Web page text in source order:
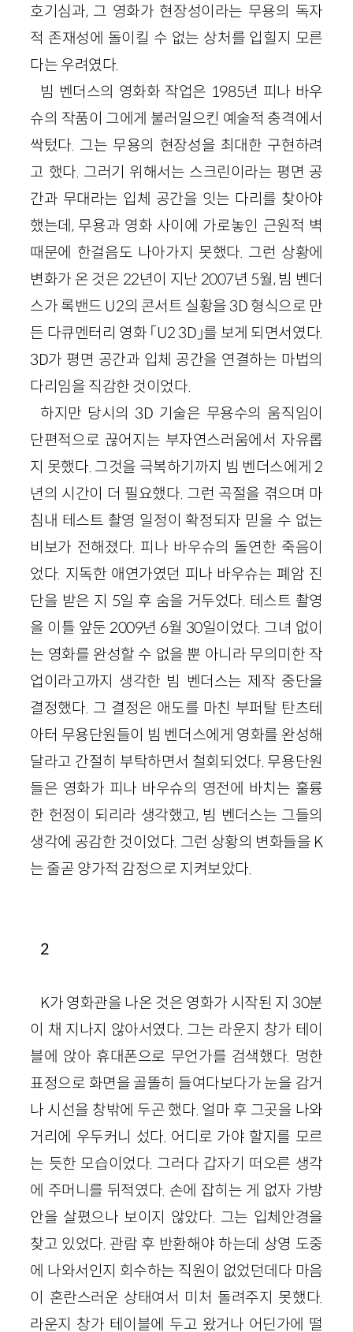
호기심과, 그 영화가 현장성이라는 무용의 독자
적 존재성에 돌이킬 수 없는 상처를 입힐지 모른
다는 우려였다.
빔 벤더스의 영화화 작업은 1985년 피나 바우
슈의 작품이 그에게 불러일으킨 예술적 충격에서
싹텄다. 그는 무용의 현장성을 최대한 구현하려
고 했다. 그러기 위해서는 스크린이라는 평면 공
간과 무대라는 입체 공간을 잇는 다리를 찾아야
했는데, 무용과 영화 사이에 가로놓인 근원적 벽
때문에 한걸음도 나아가지 못했다. 그런 상황에
변화가 온 것은 22년이 지난 2007년 5월, 빔 벤더
스가 록밴드 U2의 콘서트 실황을 3D 형식으로 만
든 다큐멘터리 영화 「U2 3D」를 보게 되면서였다.
3D가 평면 공간과 입체 공간을 연결하는 마법의
다리임을 직감한 것이었다.
하지만 당시의 3D 기술은 무용수의 움직임이
단편적으로 끊어지는 부자연스러움에서 자유롭
지 못했다. 그것을 극복하기까지 빔 벤더스에게 2
년의 시간이 더 필요했다. 그런 곡절을 겪으며 마
침내 테스트 촬영 일정이 확정되자 믿을 수 없는
비보가 전해졌다. 피나 바우슈의 돌연한 죽음이
었다. 지독한 애연가였던 피나 바우슈는 폐암 진
단을 받은 지 5일 후 숨을 거두었다. 테스트 촬영
을 이틀 앞둔 2009년 6월 30일이었다. 그녀 없이
는 영화를 완성할 수 없을 뿐 아니라 무의미한 작
업이라고까지 생각한 빔 벤더스는 제작 중단을
결정했다. 그 결정은 애도를 마친 부퍼탈 탄츠테
아터 무용단원들이 빔 벤더스에게 영화를 완성해
달라고 간절히 부탁하면서 철회되었다. 무용단원
들은 영화가 피나 바우슈의 영전에 바치는 훌륭
한 헌정이 되리라 생각했고, 빔 벤더스는 그들의
생각에 공감한 것이었다. 그런 상황의 변화들을 K
는 줄곧 양가적 감정으로 지켜보았다.
2
K가 영화관을 나온 것은 영화가 시작된 지 30분
이 채 지나지 않아서였다. 그는 라운지 창가 테이
블에 앉아 휴대폰으로 무언가를 검색했다. 멍한
표정으로 화면을 골똘히 들여다보다가 눈을 감거
나 시선을 창밖에 두곤 했다. 얼마 후 그곳을 나와
거리에 우두커니 섰다. 어디로 가야 할지를 모르
는 듯한 모습이었다. 그러다 갑자기 떠오른 생각
에 주머니를 뒤적였다. 손에 잡히는 게 없자 가방
안을 살폈으나 보이지 않았다. 그는 입체안경을
찾고 있었다. 관람 후 반환해야 하는데 상영 도중
에 나와서인지 회수하는 직원이 없었던데다 마음
이 혼란스러운 상태여서 미처 돌려주지 못했다.
라운지 창가 테이블에 두고 왔거나 어딘가에 떨